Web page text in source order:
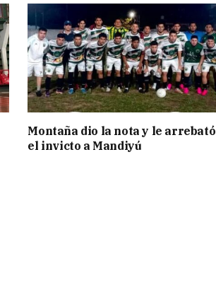
Montaña dio la nota y le arrebató
el invicto a Mandiyú